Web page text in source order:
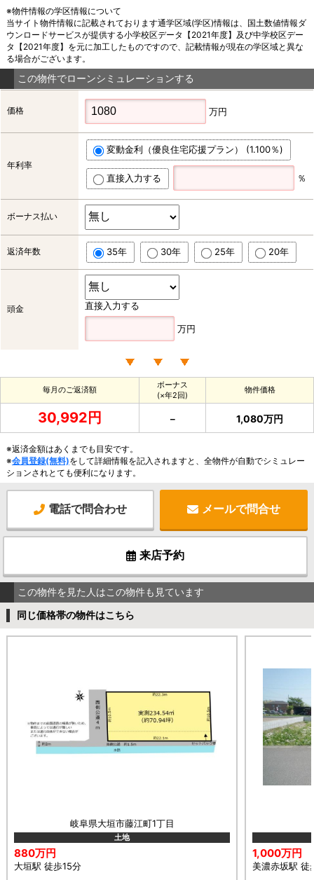
※物件情報の学区情報について
当サイト物件情報に記載されております通学区域(学区)情報は、国土数値情報ダ
ウンロードサービスが提供する小学校区データ【2021年度】及び中学校区デー
タ【2021年度】を元に加工したものですので、記載情報が現在の学区域と異な
る場合がございます。
この物件でローンシミュレーションする
価格 万円
年利率
変動金利（優良住宅応援プラン） (1.100％)
直接入力する ％
ボーナス払い
返済年数 35年 30年 25年 20年
頭金 直接入力する
万円
毎月のご返済額
ボーナス
(×年2回)
物件価格
30,992円 － 1,080万円
※返済金額はあくまでも目安です。
※会員登録(無料)をして詳細情報を記入されますと、全物件が自動でシミュレー
ションされとても便利になります。
電話で問合わせ メールで問合せ
来店予約
この物件を見た人はこの物件も見ています
同じ価格帯の物件はこちら
岐阜県大垣市藤江町1丁目
土地
880万円
大垣駅 徒歩15分
1,000万円
美濃赤坂駅 徒